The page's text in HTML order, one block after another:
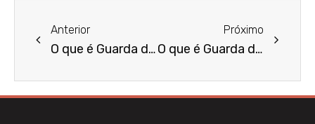
Anterior
O que é Guarda de Menor por Casais Separados?
Próximo
O que é Guarda de Menor por União Estável?